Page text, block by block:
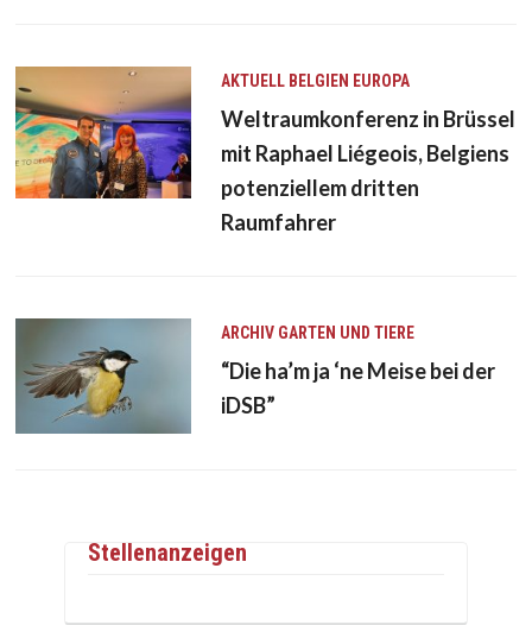
AKTUELL BELGIEN EUROPA
Weltraumkonferenz in Brüssel
mit Raphael Liégeois, Belgiens
potenziellem dritten
Raumfahrer
ARCHIV GARTEN UND TIERE
“Die ha’m ja ‘ne Meise bei der
iDSB”
Stellenanzeigen